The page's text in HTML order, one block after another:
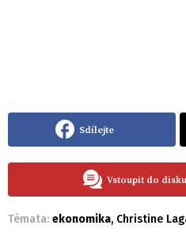
Sdílejte
Vstoupit do
Témata: ekonomika, Christine